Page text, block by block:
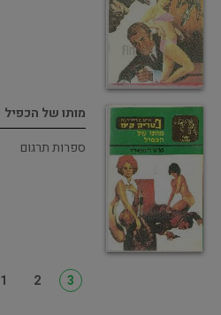
מותו של הכפיל
ספרות תרגום
1 2 3